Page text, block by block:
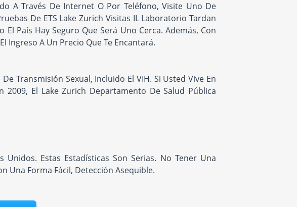
A Través De Internet O Por Teléfono, Visite Uno De
De ETS Lake Zurich Visitas IL Laboratorio Tardan
País Hay Seguro Que Será Uno Cerca. Además, Con
Ingreso A Un Precio Que Te Encantará.
Transmisión Sexual, Incluido El VIH. Si Usted Vive En
2009, El Lake Zurich Departamento De Salud Pública
Estas Estadísticas Son Serias. No Tener Una
Una Forma Fácil, Detección Asequible.